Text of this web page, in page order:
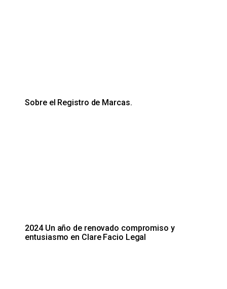
Sobre el Registro de Marcas.
2024 Un año de renovado compromiso y
entusiasmo en Clare Facio Legal